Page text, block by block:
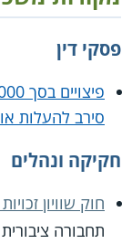
פסקי דין
סירב להעלות
חקיקה ונהלים
חוק שוויון
תחבורה ציבורית